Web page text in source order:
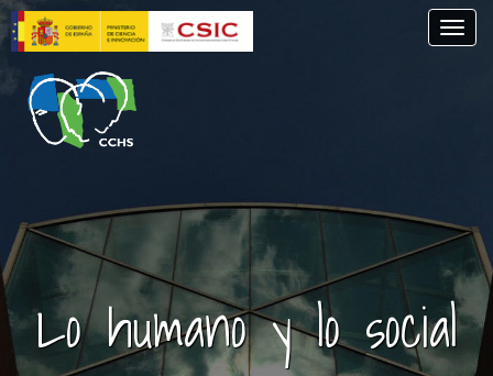
Pasar
al
contenido
principal
Lo humano y lo social